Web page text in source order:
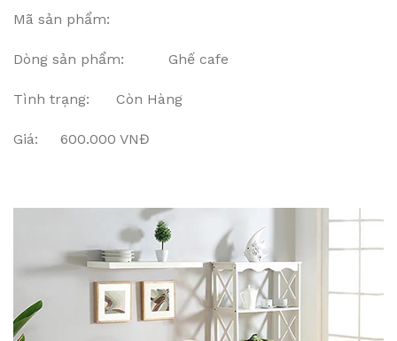
Mã sản phẩm:
Dòng sản phẩm: Ghế cafe
Tình trạng: Còn Hàng
Giá: 600.000 VNĐ